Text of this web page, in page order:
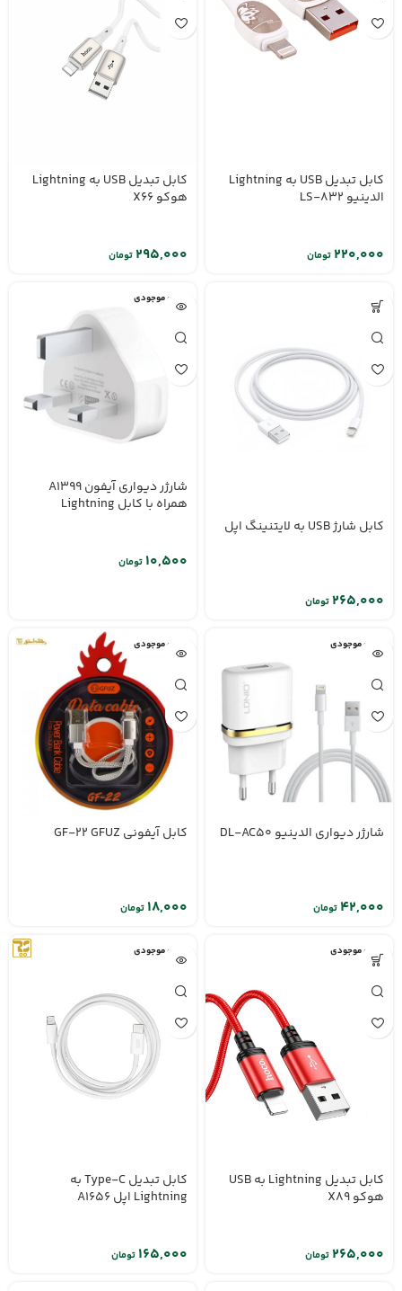
کابل تبدیل USB به Lightning
الدینیو LS-832
تومان
کابل تبدیل USB به Lightning
هوکو X66
تومان
کابل شارژ USB به لایتنینگ اپل
تومان
اتمام موجودی
شارژر دیواری آیفون A1399
همراه با کابل Lightning
تومان
اتمام موجودی
شارژر دیواری الدینیو DL-AC50
تومان
اتمام موجودی
کابل آیفونی GF-22 GFUZ
تومان
اتمام موجودی
کابل تبدیل Lightning به USB
هوکو X89
تومان
اتمام موجودی
کابل تبدیل Type-C به
Lightning اپل A1656
تومان